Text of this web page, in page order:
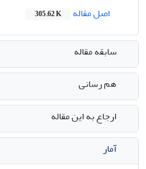
اصل مقاله
305.62 K
سابقه مقاله
هم رسانی
ارجاع به این مقاله
آمار